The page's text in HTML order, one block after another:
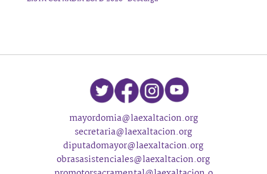
mayordomia@laexaltacion.org
secretaria@laexaltacion.org
diputadomayor@laexaltacion.org
obrasasistenciales@laexaltacion.org